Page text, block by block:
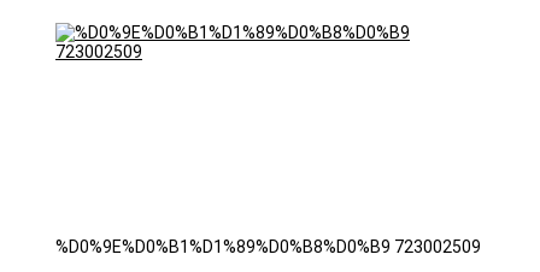
%D0%9E%D0%B1%D1%89%D0%B8%D0%B9 723002509